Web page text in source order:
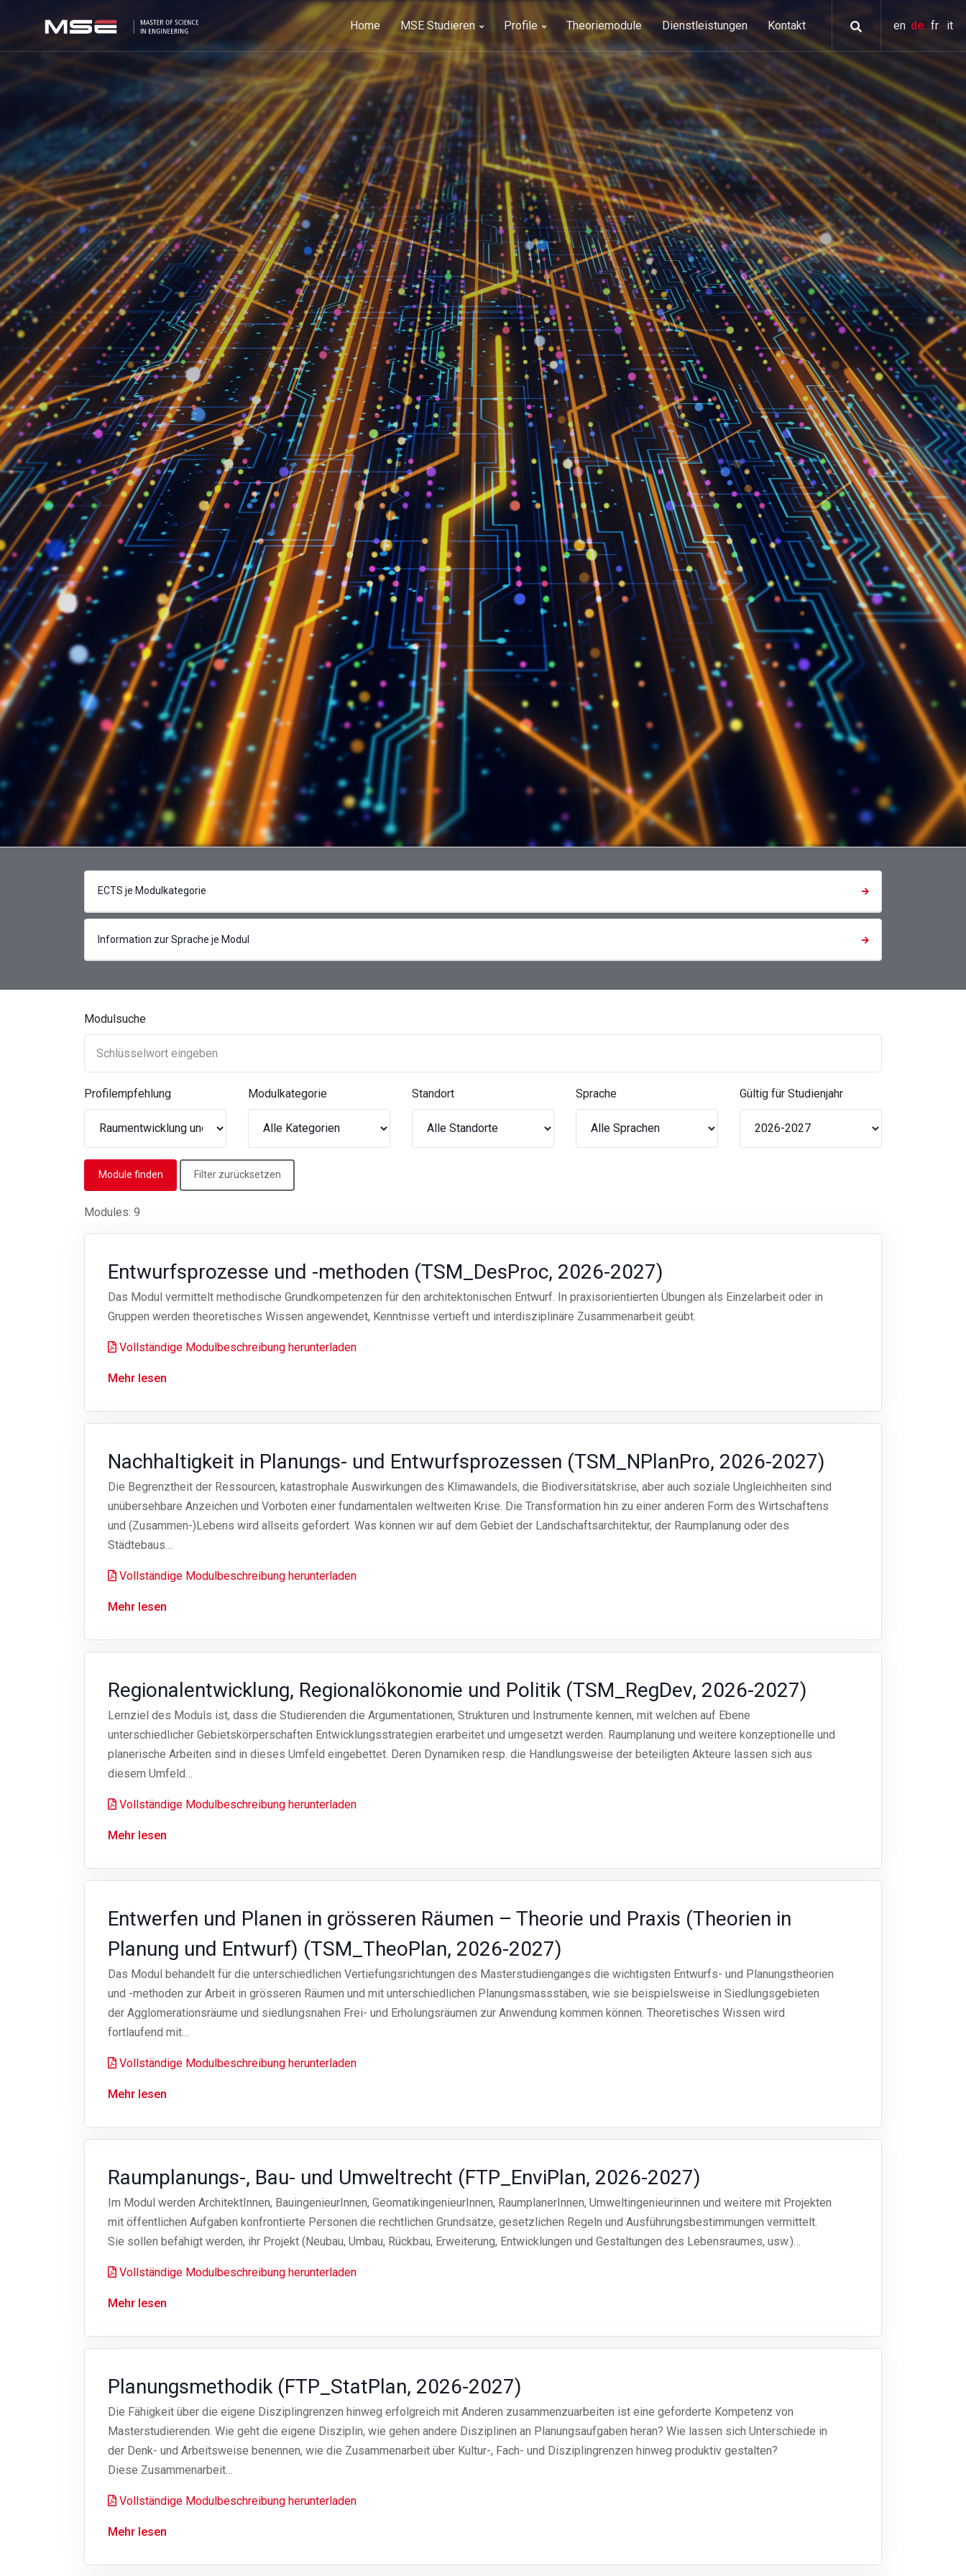
Home MSE Studieren Profile Theoriemodule Dienstleistungen Kontakt en de fr it
ECTS je Modulkategorie
Information zur Sprache je Modul
Modulsuche
Profilempfehlung Modulkategorie Standort Sprache Gültig für Studienjahr
Filter zurücksetzen
Modules: 9
Raumplanungs-, Bau- und Umweltrecht (FTP_EnviPlan, 2026-2027)
Im Modul werden ArchitektInnen, BauingenieurInnen, GeomatikingenieurInnen, RaumplanerInnen, Umweltingenieurinnen und weitere mit Projekten
mit öffentlichen Aufgaben konfrontierte Personen die rechtlichen Grundsätze, gesetzlichen Regeln und Ausführungsbestimmungen vermittelt.
Sie sollen befähigt werden, ihr Projekt (Neubau, Umbau, Rückbau, Erweiterung, Entwicklungen und Gestaltungen des Lebensraumes, usw.)…
Vollständige Modulbeschreibung herunterladen
Mehr lesen
Planungsmethodik (FTP_StatPlan, 2026-2027)
Die Fähigkeit über die eigene Disziplingrenzen hinweg erfolgreich mit Anderen zusammenzuarbeiten ist eine geforderte Kompetenz von
Masterstudierenden. Wie geht die eigene Disziplin, wie gehen andere Disziplinen an Planungsaufgaben heran? Wie lassen sich Unterschiede in
der Denk- und Arbeitsweise benennen, wie die Zusammenarbeit über Kultur-, Fach- und Disziplingrenzen hinweg produktiv gestalten?
Diese Zusammenarbeit…
Vollständige Modulbeschreibung herunterladen
Mehr lesen
Entwurfsprozesse und -methoden (TSM_DesProc, 2026-2027)
Das Modul vermittelt methodische Grundkompetenzen für den architektonischen Entwurf. In praxisorientierten Übungen als Einzelarbeit oder in
Gruppen werden theoretisches Wissen angewendet, Kenntnisse vertieft und interdisziplinäre Zusammenarbeit geübt.
Vollständige Modulbeschreibung herunterladen
Mehr lesen
Nachhaltigkeit in Planungs- und Entwurfsprozessen (TSM_NPlanPro, 2026-2027)
Die Begrenztheit der Ressourcen, katastrophale Auswirkungen des Klimawandels, die Biodiversitätskrise, aber auch soziale Ungleichheiten sind
unübersehbare Anzeichen und Vorboten einer fundamentalen weltweiten Krise. Die Transformation hin zu einer anderen Form des Wirtschaftens
und (Zusammen-)Lebens wird allseits gefordert. Was können wir auf dem Gebiet der Landschaftsarchitektur, der Raumplanung oder des
Städtebaus…
Vollständige Modulbeschreibung herunterladen
Mehr lesen
Regionalentwicklung, Regionalökonomie und Politik (TSM_RegDev, 2026-2027)
Lernziel des Moduls ist, dass die Studierenden die Argumentationen, Strukturen und Instrumente kennen, mit welchen auf Ebene
unterschiedlicher Gebietskörperschaften Entwicklungsstrategien erarbeitet und umgesetzt werden. Raumplanung und weitere konzeptionelle und
planerische Arbeiten sind in dieses Umfeld eingebettet. Deren Dynamiken resp. die Handlungsweise der beteiligten Akteure lassen sich aus
diesem Umfeld…
Vollständige Modulbeschreibung herunterladen
Mehr lesen
Entwerfen und Planen in grösseren Räumen – Theorie und Praxis (Theorien in
Planung und Entwurf) (TSM_TheoPlan, 2026-2027)
Das Modul behandelt für die unterschiedlichen Vertiefungsrichtungen des Masterstudienganges die wichtigsten Entwurfs- und Planungstheorien
und -methoden zur Arbeit in grösseren Räumen und mit unterschiedlichen Planungsmassstäben, wie sie beispielsweise in Siedlungsgebieten
der Agglomerationsräume und siedlungsnahen Frei- und Erholungsräumen zur Anwendung kommen können. Theoretisches Wissen wird
fortlaufend mit…
Vollständige Modulbeschreibung herunterladen
Mehr lesen